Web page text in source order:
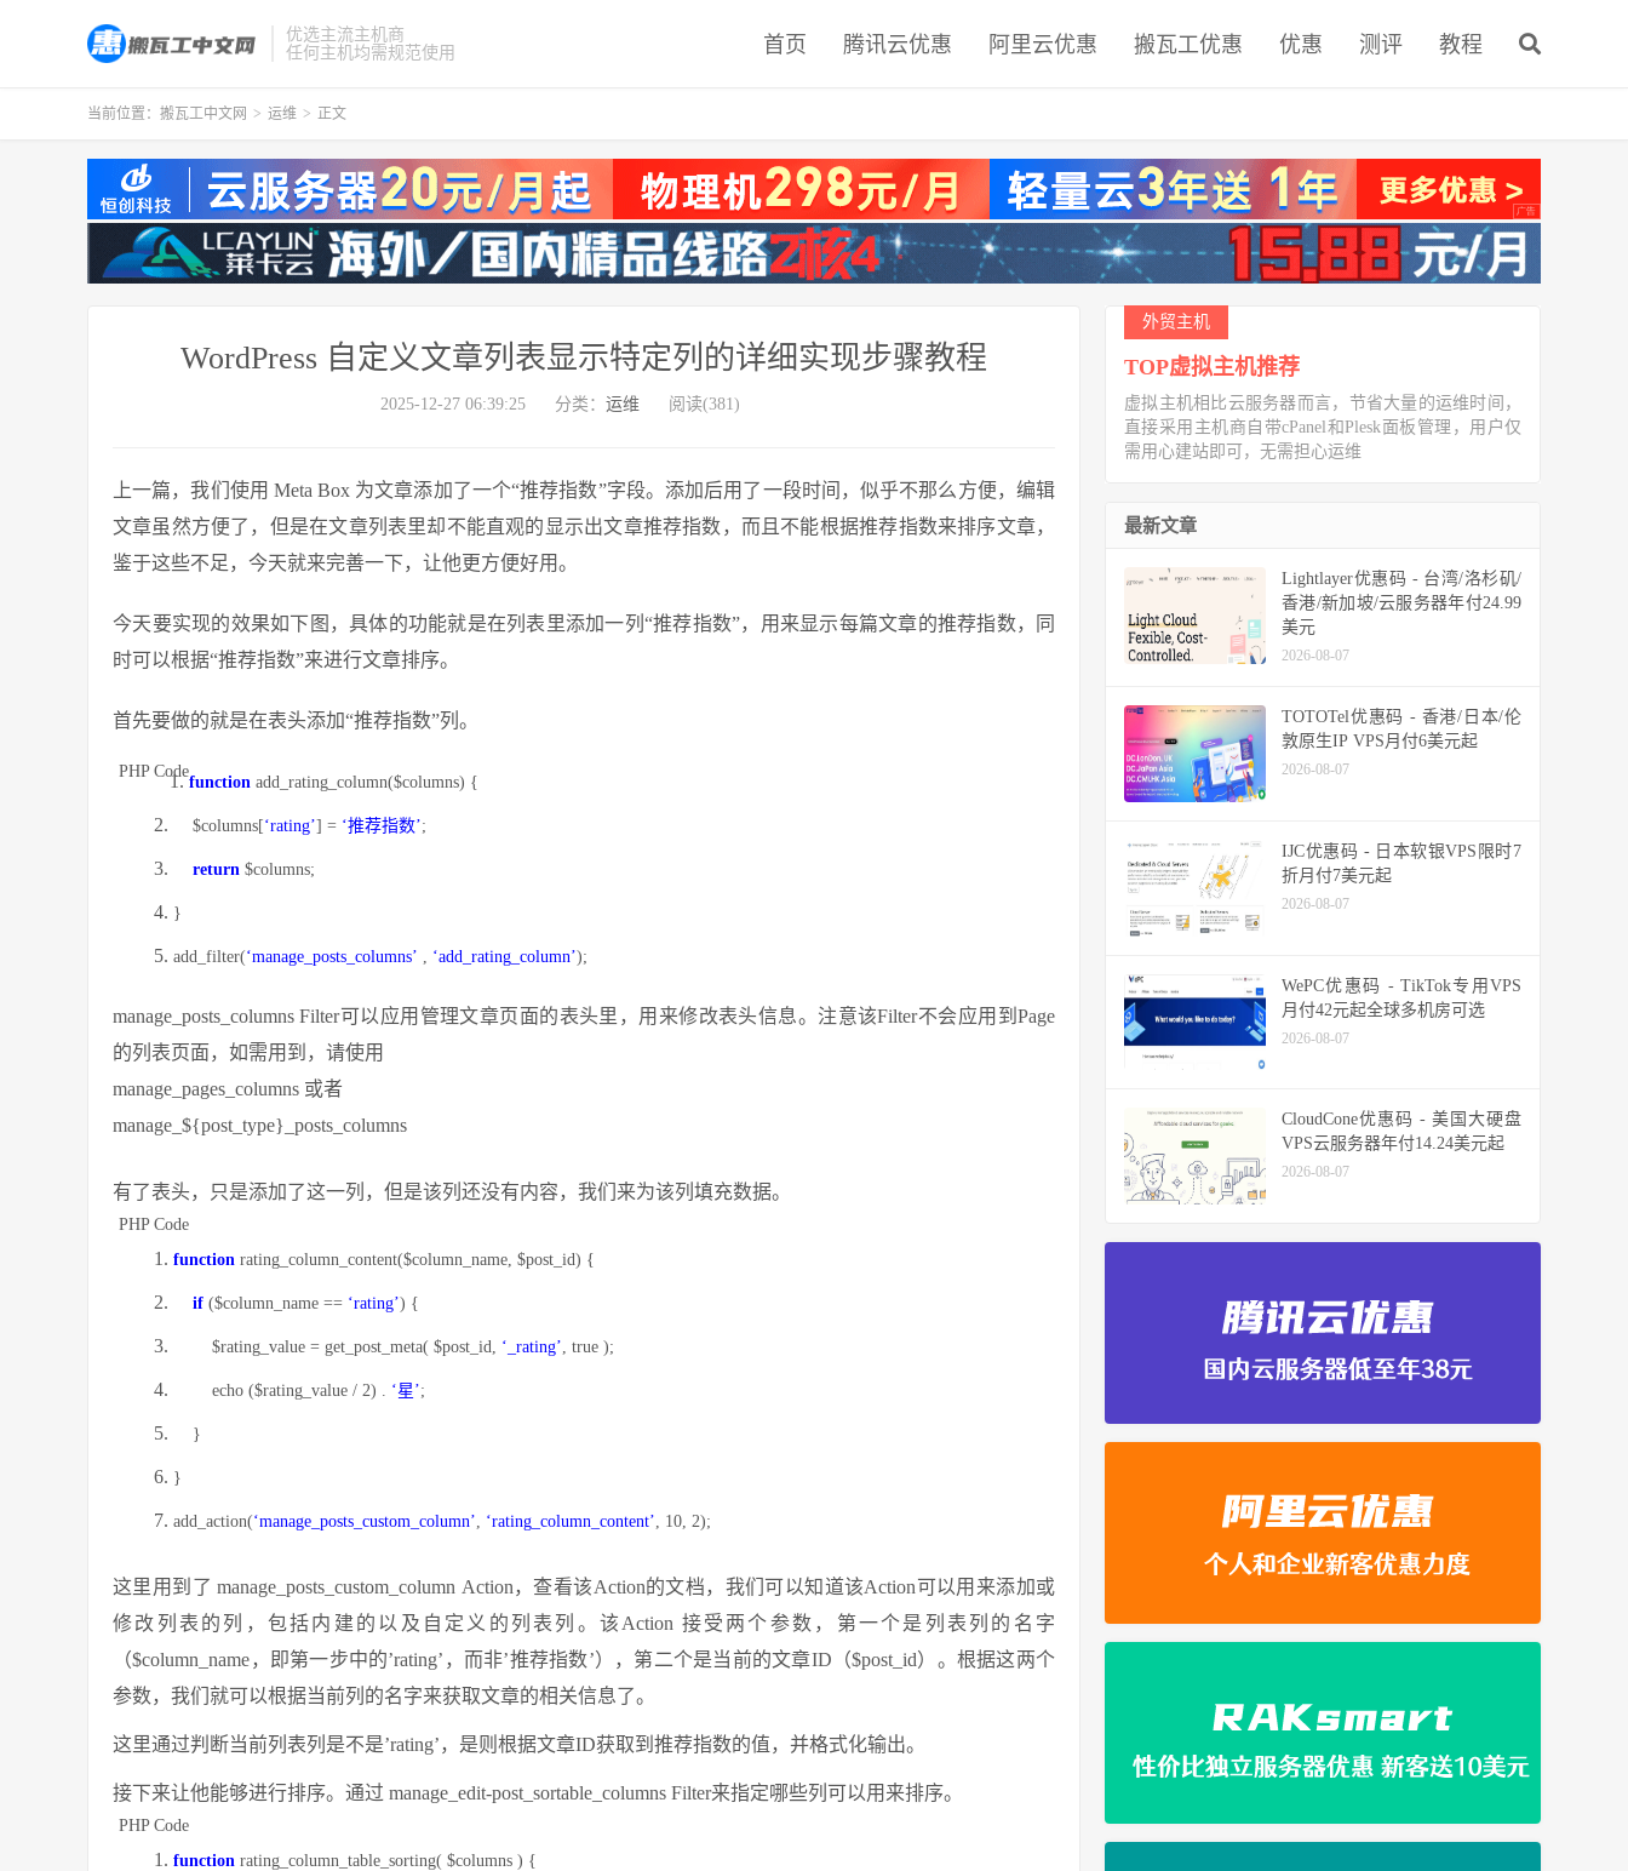
优选主流主机商
任何主机均需规范使用
首页 腾讯云优惠 阿里云优惠 搬瓦工优惠 优惠 测评 教程
当前位置： 搬瓦工中文网 > 运维 > 正文
WordPress 自定义文章列表显示特定列的详细实现步骤教程
2025-12-27 06:39:25 分类： 运维 阅读(381)
上一篇，我们使用 Meta Box 为文章添加了一个“推荐指数”字段。添加后用了一段时间，似乎不那么方便，编辑
文章虽然方便了，但是在文章列表里却不能直观的显示出文章推荐指数，而且不能根据推荐指数来排序文章，
鉴于这些不足，今天就来完善一下，让他更方便好用。
今天要实现的效果如下图，具体的功能就是在列表里添加一列“推荐指数”，用来显示每篇文章的推荐指数，同
时可以根据“推荐指数”来进行文章排序。
首先要做的就是在表头添加“推荐指数”列。
PHP Code
function add_rating_column($columns) {
$columns[‘rating’] = ‘推荐指数’;
return $columns;
}
add_filter(‘manage_posts_columns’ , ‘add_rating_column’);
manage_posts_columns Filter可以应用管理文章页面的表头里，用来修改表头信息。注意该Filter不会应用到Page
的列表页面，如需用到，请使用
manage_pages_columns 或者
manage_${post_type}_posts_columns
有了表头，只是添加了这一列，但是该列还没有内容，我们来为该列填充数据。
PHP Code
function rating_column_content($column_name, $post_id) {
if ($column_name == ‘rating’) {
$rating_value = get_post_meta( $post_id, ‘_rating’, true );
echo ($rating_value / 2) . ‘星’;
}
}
add_action(‘manage_posts_custom_column’, ‘rating_column_content’, 10, 2);
这里用到了manage_posts_custom_column Action，查看该Action的文档，我们可以知道该Action可以用来添加或
修改列表的列，包括内建的以及自定义的列表列。该Action 接受两个参数，第一个是列表列的名字
（$column_name，即第一步中的’rating’，而非’推荐指数’），第二个是当前的文章ID（$post_id）。根据这两个
参数，我们就可以根据当前列的名字来获取文章的相关信息了。
这里通过判断当前列表列是不是’rating’，是则根据文章ID获取到推荐指数的值，并格式化输出。
接下来让他能够进行排序。通过 manage_edit-post_sortable_columns Filter来指定哪些列可以用来排序。
PHP Code
function rating_column_table_sorting( $columns ) {
外贸主机
TOP虚拟主机推荐
虚拟主机相比云服务器而言，节省大量的运维时间，
直接采用主机商自带cPanel和Plesk面板管理，用户仅
需用心建站即可，无需担心运维
最新文章
Lightlayer优惠码 - 台湾/洛杉矶/
香港/新加坡/云服务器年付24.99
美元
2026-08-07
TOTOTel优惠码 - 香港/日本/伦
敦原生IP VPS月付6美元起
2026-08-07
IJC优惠码 - 日本软银VPS限时7
折月付7美元起
2026-08-07
WePC优惠码 - TikTok专用VPS
月付42元起全球多机房可选
2026-08-07
CloudCone优惠码 - 美国大硬盘
VPS云服务器年付14.24美元起
2026-08-07